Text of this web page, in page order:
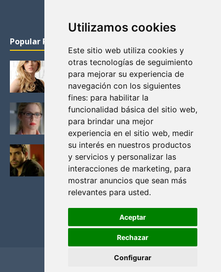
Utilizamos cookies
Este sitio web utiliza cookies y
otras tecnologías de seguimiento
para mejorar su experiencia de
navegación con los siguientes
fines: para habilitar la
funcionalidad básica del sitio web,
para brindar una mejor
experiencia en el sitio web, medir
su interés en nuestros productos
y servicios y personalizar las
interacciones de marketing, para
mostrar anuncios que sean más
relevantes para usted.
Aceptar
Rechazar
Configurar
Popular Posts
KATHERYN WINNICK: LA ACTRIZ MAS GUAPA DE
VIKINGOS
Junio 14, 2013
FELICITY (EMILY BETT RICKARDS), LAS FOTOS
MAS BONITAS DE LA ALIADA DE ARROW
Noviembre 30, 2013
BLACK MIRROR: TODA TU HISTORIA. EPISODIO 3.
LA CRITICA
Mayo 17, 2012
Privacidad y cookies Contacto